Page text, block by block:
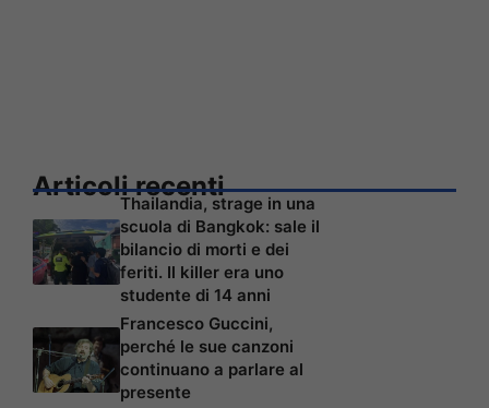
Articoli recenti
Thailandia, strage in una
scuola di Bangkok: sale il
bilancio di morti e dei
feriti. Il killer era uno
studente di 14 anni
Francesco Guccini,
perché le sue canzoni
continuano a parlare al
presente